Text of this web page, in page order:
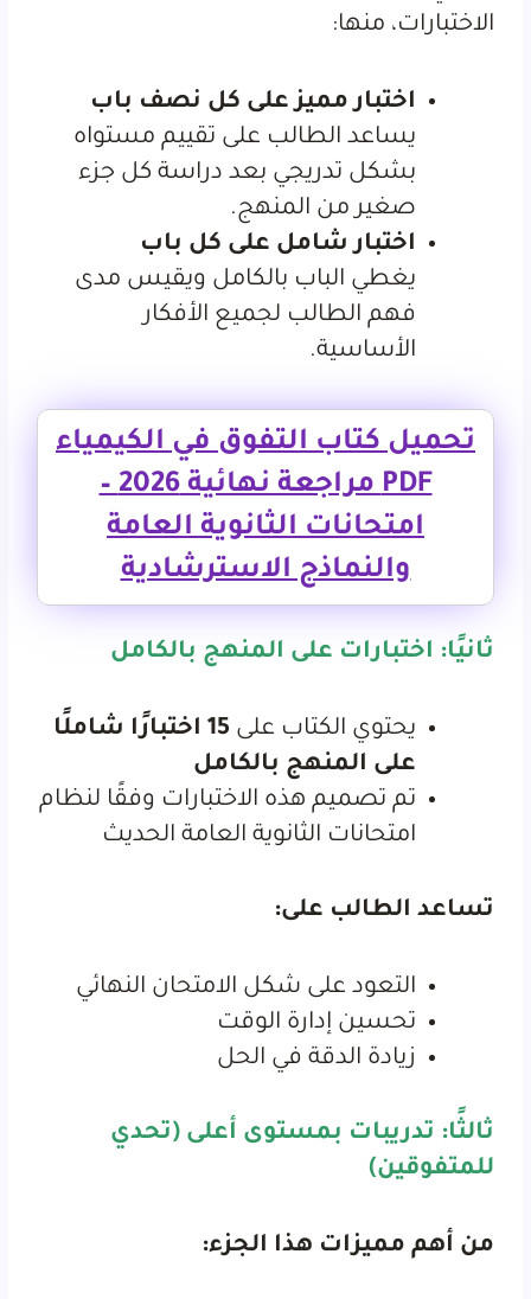
الاختبارات، منها:
اختبار مميز على كل نصف باب
يساعد الطالب على تقييم مستواه
بشكل تدريجي بعد دراسة كل جزء
صغير من المنهج.
اختبار شامل على كل باب
يغطي الباب بالكامل ويقيس مدى
فهم الطالب لجميع الأفكار
الأساسية.
تحميل كتاب التفوق في الكيمياء
PDF مراجعة نهائية 2026 –
امتحانات الثانوية العامة
والنماذج الاسترشادية
ثانيًا: اختبارات على المنهج بالكامل
يحتوي الكتاب على
15 اختبارًا شاملًا
على المنهج بالكامل
تم تصميم هذه الاختبارات وفقًا لنظام
امتحانات الثانوية العامة الحديث
تساعد الطالب على:
التعود على شكل الامتحان النهائي
تحسين إدارة الوقت
زيادة الدقة في الحل
ثالثًا: تدريبات بمستوى أعلى (تحدي
للمتفوقين)
من أهم مميزات هذا الجزء: